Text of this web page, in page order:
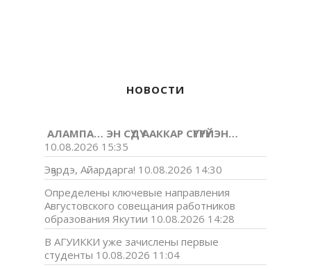
НОВОСТИ
АЛАМПА… ЭН СҮДҮ ААККАР СҮГҮРҮЙЭН…
10.08.2026 15:35
Эҕэрдэ, Айардарга! 10.08.2026 14:30
Определены ключевые направления
Августовского совещания работников
образования Якутии 10.08.2026 14:28
В АГУИККИ уже зачислены первые
студенты 10.08.2026 11:04